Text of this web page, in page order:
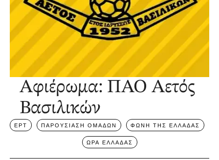
Αφιέρωμα: ΠΑΟ Αετός
Βασιλικών
ΕΡΤ ΠΑΡΟΥΣΙΑΣΗ ΟΜΑΔΩΝ ΦΩΝΗ ΤΗΣ ΕΛΛΑΔΑΣ
ΩΡΑ ΕΛΛΑΔΑΣ